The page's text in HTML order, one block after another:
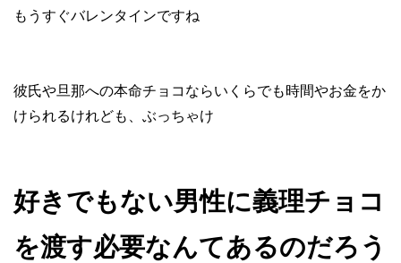
もうすぐバレンタインですね
彼氏や旦那への本命チョコならいくらでも時間やお金をか
けられるけれども、ぶっちゃけ
好きでもない男性に義理チョコ
を渡す必要なんてあるのだろう